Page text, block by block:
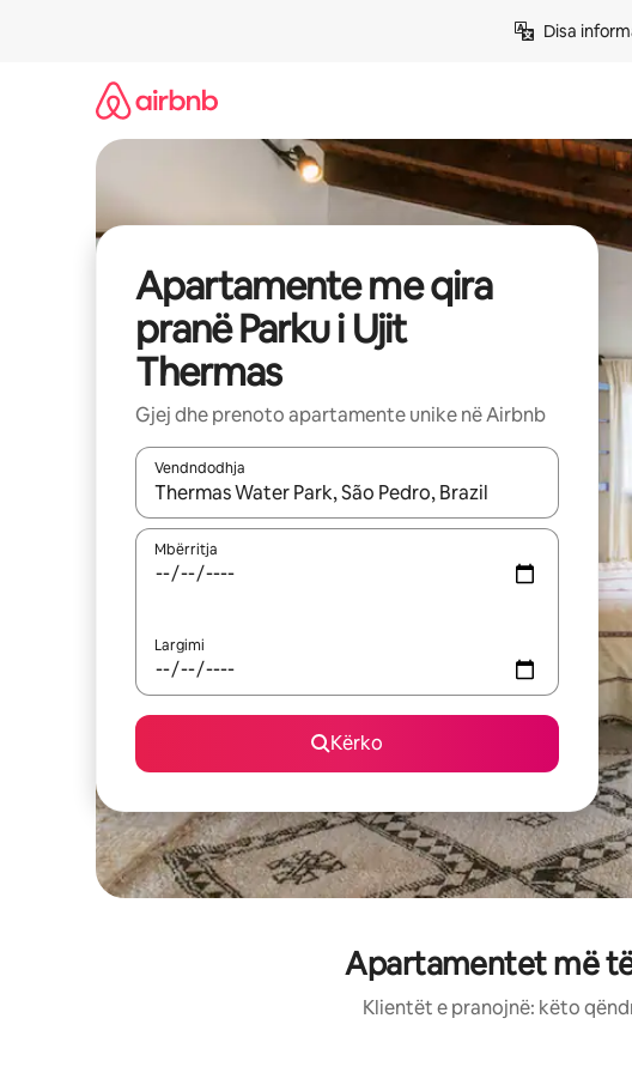
Disa
Apartamente me qira
pranë Parku i Ujit
Thermas
Gjej dhe prenoto apartamente unike në Airbnb
Vendndodhja
Kur rezultatet të jenë të disponueshme, lëviz me butonat e
Mbërritja
Largimi
Kërko
Apartamentet më
Klientët e pranojnë: këto